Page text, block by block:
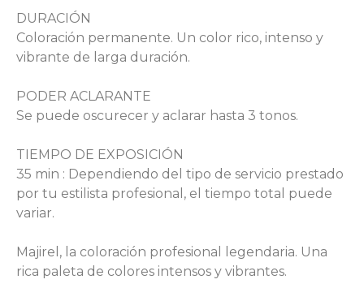
DURACIÓN
Coloración permanente. Un color rico, intenso y
vibrante de larga duración.
PODER ACLARANTE
Se puede oscurecer y aclarar hasta 3 tonos.
TIEMPO DE EXPOSICIÓN
35 min : Dependiendo del tipo de servicio prestado
por tu estilista profesional, el tiempo total puede
variar.
Majirel, la coloración profesional legendaria. Una
rica paleta de colores intensos y vibrantes.